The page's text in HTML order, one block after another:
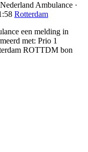
Ambulance ·
Rotterdam
een melding in
met: Prio 1
ROTTDM bon